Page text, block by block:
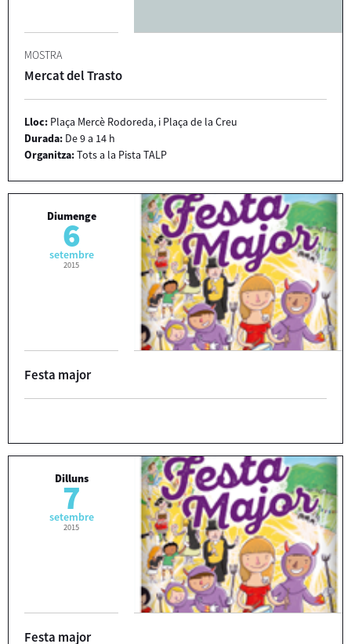
MOSTRA
Mercat del Trasto
Lloc: Plaça Mercè Rodoreda, i Plaça de la Creu
Durada: De 9 a 14 h
Organitza:Tots a la Pista TALP
Diumenge
6
setembre
2015
Festa major
Dilluns
7
setembre
2015
Festa major